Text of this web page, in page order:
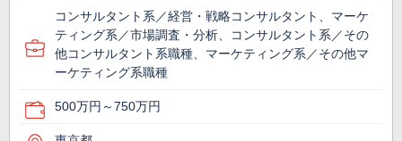
コンサルタント系／経営・戦略コンサルタント、マーケ
ティング系／市場調査・分析、コンサルタント系／その
他コンサルタント系職種、マーケティング系／その他マ
ーケティング系職種
500万円～750万円